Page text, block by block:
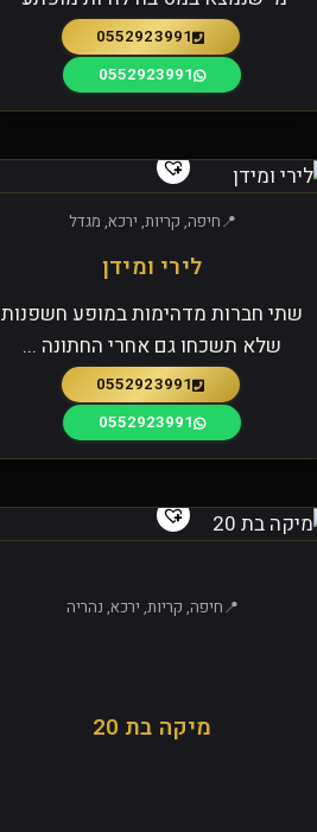
0552923991
0552923991
חיפה, קריות, ירכא, מגדל
לירי ומידן
שתי חברות מדהימות במופע חשפנות
שלא תשכחו גם אחרי החתונה ...
0552923991
0552923991
חיפה, קריות, ירכא, נהריה
מיקה בת 20